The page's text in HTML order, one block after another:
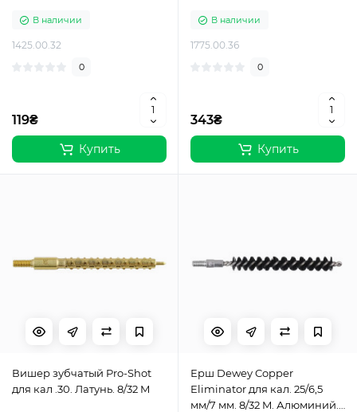
В наличии
1425.00.32
0
119₴
Купить
В наличии
1775.00.36
0
343₴
Купить
Вишер зубчатый Pro-Shot
для кал .30. Латунь. 8/32 M
Ерш Dewey Copper
Eliminator для кал. 25/6,5
мм/7 мм. 8/32 M. Алюминий.